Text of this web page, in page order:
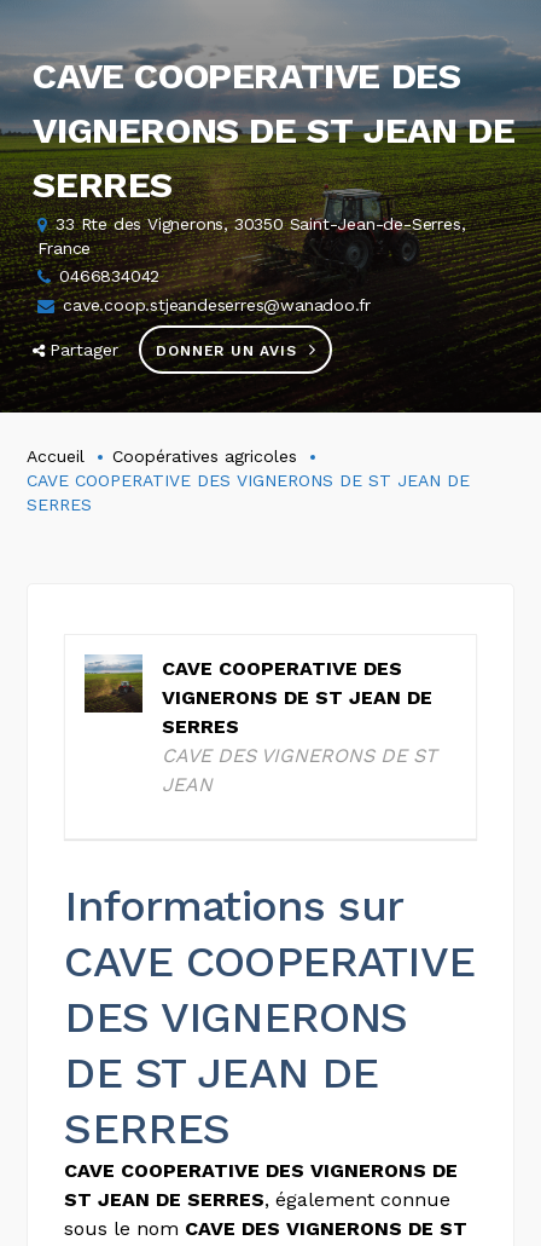
CAVE COOPERATIVE DES
VIGNERONS DE ST JEAN DE
SERRES
33 Rte des Vignerons, 30350 Saint-Jean-de-Serres,
France
0466834042
cave.coop.stjeandeserres@wanadoo.fr
Partager DONNER UN AVIS
Accueil
Coopératives agricoles
CAVE COOPERATIVE DES VIGNERONS DE ST JEAN DE
SERRES
CAVE COOPERATIVE DES
VIGNERONS DE ST JEAN DE
SERRES
CAVE DES VIGNERONS DE ST
JEAN
Informations sur
CAVE COOPERATIVE
DES VIGNERONS
DE ST JEAN DE
SERRES
CAVE COOPERATIVE DES VIGNERONS DE
ST JEAN DE SERRES, également connue
sous le nom CAVE DES VIGNERONS DE ST